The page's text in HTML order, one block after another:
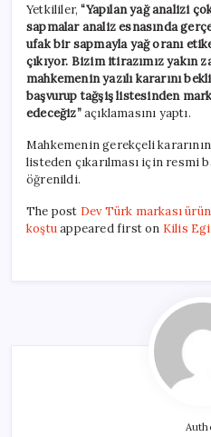
Yetkililer,“Yapılan yağ analizi
sapmalar analiz esnasında
ufak bir sapmayla yağ oranı
çıkıyor. Bizim itirazımız yakın
mahkemenin yazılı kararını
başvurup tağşiş listesinden
edeceğiz”açıklamasını yaptı.
Mahkemenin gerekçeli
listeden çıkarılması için resmi
öğrenildi.
The post Dev Türk markası
koştuappeared first on Kilis